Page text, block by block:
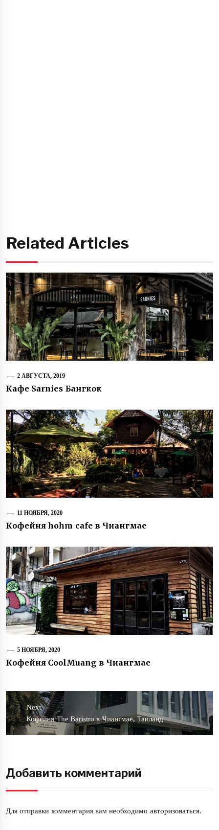
Related Articles
2 АВГУСТА, 2019
Кафе Sarnies Бангкок
11 НОЯБРЯ, 2020
Кофейня hohm cafe в Чиангмае
5 НОЯБРЯ, 2020
Кофейня CoolMuang в Чиангмае
Навигация
по
записям
Next
Next
post:
Кофейня The Baristro в Чиангмае, Таиланд
Добавить комментарий
Для отправки комментария вам необходимо авторизоваться.